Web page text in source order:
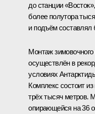
до станции
более полутора
и подъём составлял
Монтаж
осуществлён в
условиях
Комплекс состоит
трёх тысяч метров.
опирающейся на 36